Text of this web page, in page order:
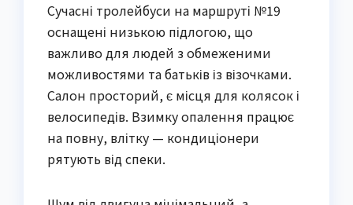
Сучасні тролейбуси на маршруті №19
оснащені низькою підлогою, що
важливо для людей з обмеженими
можливостями та батьків із візочками.
Салон просторий, є місця для колясок і
велосипедів. Взимку опалення працює
на повну, влітку — кондиціонери
рятують від спеки.